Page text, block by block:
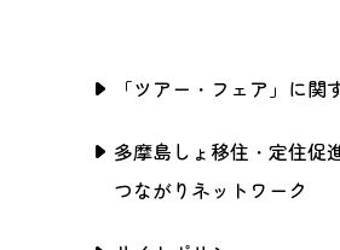
「ツアー・フェア」に関
多摩島しょ移住・定住促
つながりネットワーク